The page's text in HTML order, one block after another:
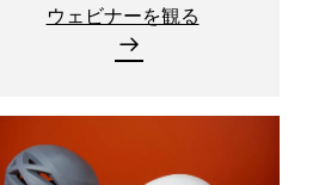
ウェビナーを観る